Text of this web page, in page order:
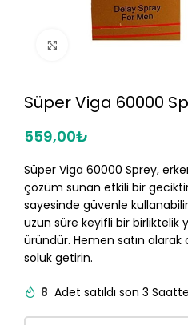
Click to enlarge
Süper Viga 60000
559,00₺
Süper Viga 60000 Sprey,
çözüm sunan etkili bir
sayesinde güvenle
uzun süre keyifli bir birliktelik
üründür. Hemen satın alarak
soluk getirin.
8 Adet satıldı son 3